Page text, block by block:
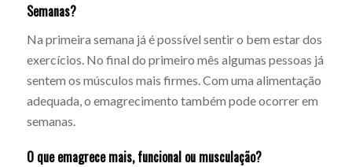
Semanas?
Na primeira semana já é possível sentir o bem estar dos
exercícios. No final do primeiro mês algumas pessoas já
sentem os músculos mais firmes. Com uma alimentação
adequada, o emagrecimento também pode ocorrer em
semanas.
O que emagrece mais, funcional ou musculação?